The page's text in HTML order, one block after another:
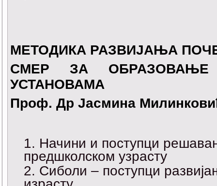
МЕТОДИКА РАЗВИЈАЊА
СМЕР ЗА ОБРАЗОВАЊЕ
УСТАНОВАМА
Проф. Др Јасмина
Начини и поступци
предшколском узрасту
Сиболи – поступци